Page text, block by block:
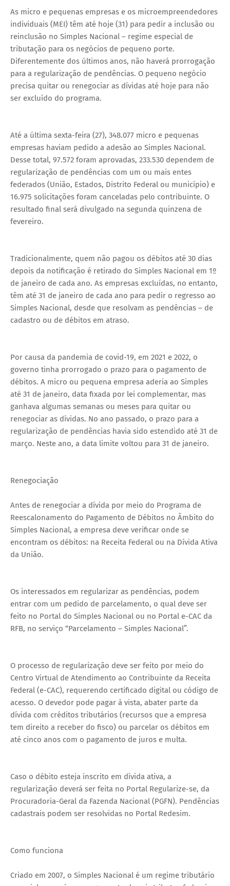
As micro e pequenas empresas e os microempreendedores
individuais (MEI) têm até hoje (31) para pedir a inclusão ou
reinclusão no Simples Nacional – regime especial de
tributação para os negócios de pequeno porte.
Diferentemente dos últimos anos, não haverá prorrogação
para a regularização de pendências. O pequeno negócio
precisa quitar ou renegociar as dívidas até hoje para não
ser excluído do programa.
Até a última sexta-feira (27), 348.077 micro e pequenas
empresas haviam pedido a adesão ao Simples Nacional.
Desse total, 97.572 foram aprovadas, 233.530 dependem de
regularização de pendências com um ou mais entes
federados (União, Estados, Distrito Federal ou município) e
16.975 solicitações foram canceladas pelo contribuinte. O
resultado final será divulgado na segunda quinzena de
fevereiro.
Tradicionalmente, quem não pagou os débitos até 30 dias
depois da notificação é retirado do Simples Nacional em 1º
de janeiro de cada ano. As empresas excluídas, no entanto,
têm até 31 de janeiro de cada ano para pedir o regresso ao
Simples Nacional, desde que resolvam as pendências – de
cadastro ou de débitos em atraso.
Por causa da pandemia de covid-19, em 2021 e 2022, o
governo tinha prorrogado o prazo para o pagamento de
débitos. A micro ou pequena empresa aderia ao Simples
até 31 de janeiro, data fixada por lei complementar, mas
ganhava algumas semanas ou meses para quitar ou
renegociar as dívidas. No ano passado, o prazo para a
regularização de pendências havia sido estendido até 31 de
março. Neste ano, a data limite voltou para 31 de janeiro.
Renegociação
Antes de renegociar a dívida por meio do Programa de
Reescalonamento do Pagamento de Débitos no Âmbito do
Simples Nacional, a empresa deve verificar onde se
encontram os débitos: na Receita Federal ou na Dívida Ativa
da União.
Os interessados em regularizar as pendências, podem
entrar com um pedido de parcelamento, o qual deve ser
feito no Portal do Simples Nacional ou no Portal e-CAC da
RFB, no serviço “Parcelamento – Simples Nacional”.
O processo de regularização deve ser feito por meio do
Centro Virtual de Atendimento ao Contribuinte da Receita
Federal (e-CAC), requerendo certificado digital ou código de
acesso. O devedor pode pagar à vista, abater parte da
dívida com créditos tributários (recursos que a empresa
tem direito a receber do fisco) ou parcelar os débitos em
até cinco anos com o pagamento de juros e multa.
Caso o débito esteja inscrito em dívida ativa, a
regularização deverá ser feita no Portal Regularize-se, da
Procuradoria-Geral da Fazenda Nacional (PGFN). Pendências
cadastrais podem ser resolvidas no Portal Redesim.
Como funciona
Criado em 2007, o Simples Nacional é um regime tributário